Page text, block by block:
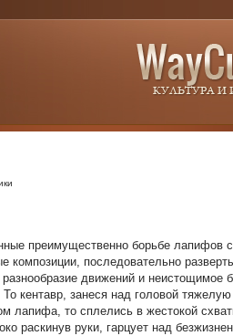
преимущественно борьбе лапифов с
композиции, последовательно
движений и неистощимое
кентавр, занеся над головой
лапифа, то сплелись в жестокой
раскинув руки, гарцует над